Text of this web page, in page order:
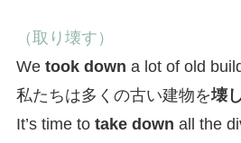
（取り壊す）
We took down a lot of old
私たちは多くの古い建物を壊
It’s time to take down all the